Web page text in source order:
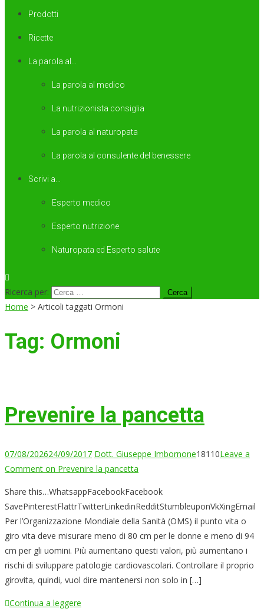
Prodotti
Ricette
La parola al…
La parola al medico
La nutrizionista consiglia
La parola al naturopata
La parola al consulente del benessere
Scrivi a…
Esperto medico
Esperto nutrizione
Naturopata ed Esperto salute
Ricerca per:
Home > Articoli taggati Ormoni
Tag: Ormoni
Prevenire la pancetta
07/08/202624/09/2017 Dott. Giuseppe Imbornone18110Leave a
Comment on Prevenire la pancetta
Share this…WhatsappFacebookFacebook
SavePinterestFlattrTwitterLinkedinRedditStumbleuponVkXingEmail
Per l’Organizzazione Mondiale della Sanità (OMS) il punto vita o
giro vita deve misurare meno di 80 cm per le donne e meno di 94
cm per gli uomini. Più aumentano questi valori, più aumentano i
rischi di sviluppare patologie cardiovascolari. Controllare il proprio
girovita, quindi, vuol dire mantenersi non solo in […]
Continua a leggere